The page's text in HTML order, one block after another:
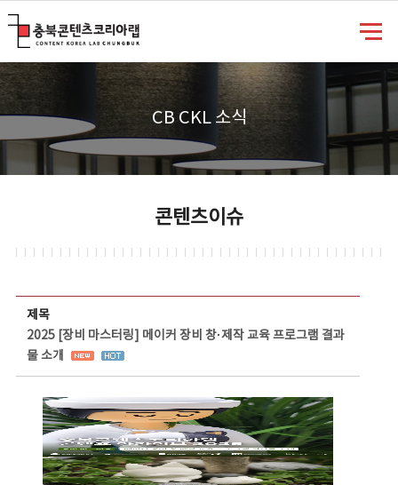
CB CKL 소식
콘텐츠이슈
제목
2025 [장비 마스터링] 메이커 장비 창·제작 교육 프로그램 결과
물 소개